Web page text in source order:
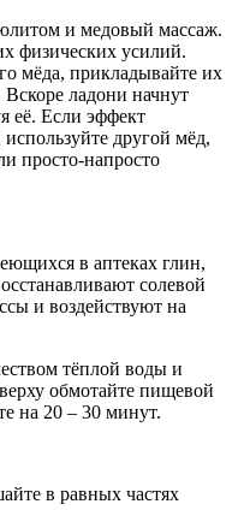
и медовый массаж.
физических усилий.
мёда, прикладывайте их
ладони начнут
её. Если эффект
другой мёд,
просто-напросто
в аптеках глин,
солевой
и воздействуют на
тёплой воды и
обмотайте пищевой
на 20 – 30 минут.
в равных частях